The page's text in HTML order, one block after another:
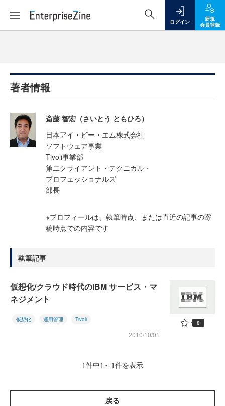
ログイン
新規
会員登録
著者情報
斎藤 智宏（さいとう ともひろ）
日本アイ・ビー・エム株式会社
ソフトウェア事業
Tivoli事業部
第二クライアント・テクニカル・
プロフェッショナルズ
部長
※プロフィールは、執筆時点、または直近の記事の寄
稿時点での内容です
執筆記事
仮想化/クラウド時代のIBM サービス・マ
ネジメント
仮想化 運用管理 Tivoli
2010/10/01
0
1件中1～1件を表示
戻る